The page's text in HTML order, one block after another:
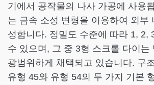
기에서 공작물의 나사 가공에 사용
는 금속 소성 변형을 이용하여 외부
성합니다. 정밀도 수준에 따라 1, 2,
수 있으며, 그 중 3형 스크롤 다이는
광범위하게 채택되고 있습니다. 구
유형 45와 유형 54의 두 가지 기본